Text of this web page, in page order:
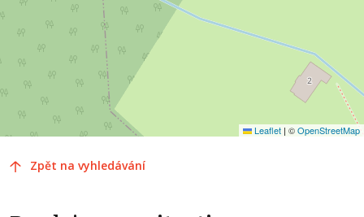
Leaflet | ©OpenStreetMap
Zpět na vyhledávání